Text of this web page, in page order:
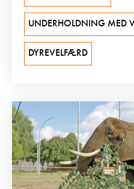
UNDERHOLDNING MED
DYREVELFÆRD